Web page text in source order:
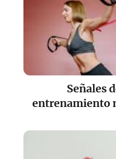
Señales
entrenamiento